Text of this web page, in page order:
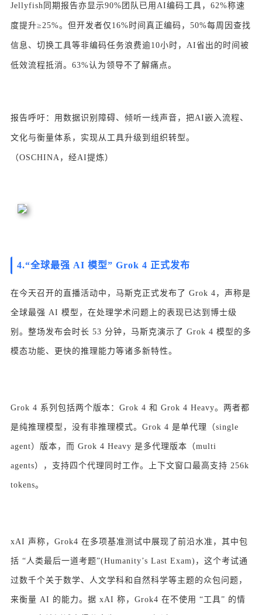
Jellyfish同期报告亦显示90%团队已用AI编码工具，62%称速
度提升≥25%。但开发者仅16%时间真正编码，50%每周因查找
信息、切换工具等非编码任务浪费逾10小时，AI省出的时间被
低效流程抵消。63%认为领导不了解痛点。
报告呼吁：用数据识别障碍、倾听一线声音，把AI嵌入流程、
文化与衡量体系，实现从工具升级到组织转型。
（OSCHINA，经AI提炼）
4.“全球最强 AI 模型” Grok 4 正式发布
在今天召开的直播活动中，马斯克正式发布了 Grok 4，声称是
全球最强 AI 模型，在处理学术问题上的表现已达到博士级
别。整场发布会时长 53 分钟，马斯克演示了 Grok 4 模型的多
模态功能、更快的推理能力等诸多新特性。
Grok 4 系列包括两个版本：Grok 4 和 Grok 4 Heavy。两者都
是纯推理模型，没有非推理模式。Grok 4 是单代理（single
agent）版本，而 Grok 4 Heavy 是多代理版本（multi
agents），支持四个代理同时工作。上下文窗口最高支持 256k
tokens。
xAI 声称，Grok4 在多项基准测试中展现了前沿水准，其中包
括 “人类最后一道考题”(Humanity’s Last Exam)，这个考试通
过数千个关于数学、人文学科和自然科学等主题的众包问题，
来衡量 AI 的能力。据 xAI 称，Grok4 在不使用 “工具” 的情